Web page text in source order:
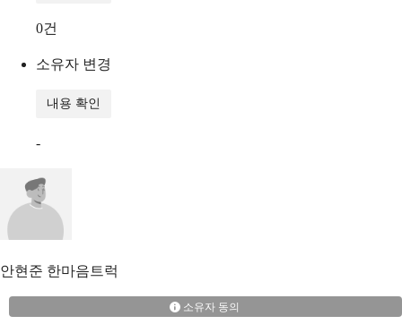
0건
소유자 변경
내용 확인
-
안현준 한마음트럭
소유자 동의